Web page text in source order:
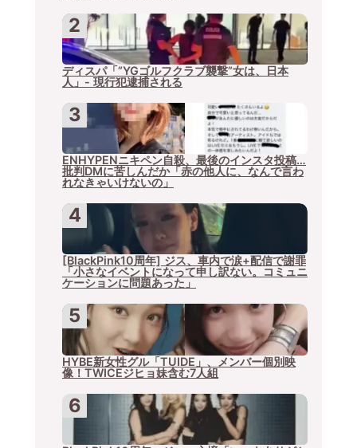
ディスパ「”YGゴルフクラブ襲撃”女は、日本
人」- 現行犯逮捕される
ENHYPENニキペン自殺、最後のインスタ投稿…
批判DMに苦しんだか「赤の他人に、なんで言わ
れなきゃいけないの」
[BlackPink10周年] ジス、車内で涙+配信で謝罪
「小さなイベントになって申し訳ない。コミュニ
ケーションに問題あった」
HYBE新女性グル「TUIDE」、メンバー個別映
像！TWICEジヒョ妹含む7人組